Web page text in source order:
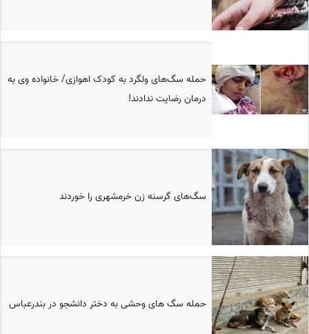
حمله سگ‌های ولگرد به کودک اهوازی/ خانواده وی به
درمان رضایت ندادند!
سگ‌های گرسنه زن خرمشهری را خوردند
حمله سگ های وحشی به دختر دانشجو در بندرعباس